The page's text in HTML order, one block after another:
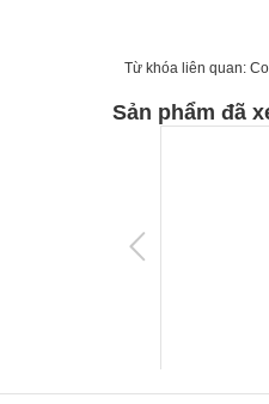
Từ khóa liên quan:
Sản phẩm đã